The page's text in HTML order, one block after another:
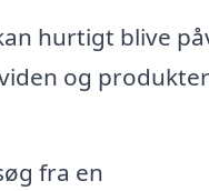
hurtigt blive
og
fra en